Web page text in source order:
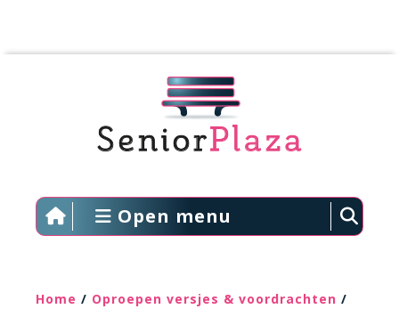
Open menu
Home / Oproepen versjes & voordrachten /